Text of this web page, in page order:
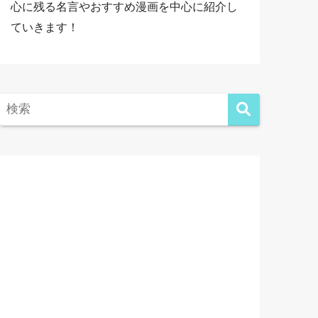
心に残る名言やおすすめ漫画を中心に紹介し
ていきます！